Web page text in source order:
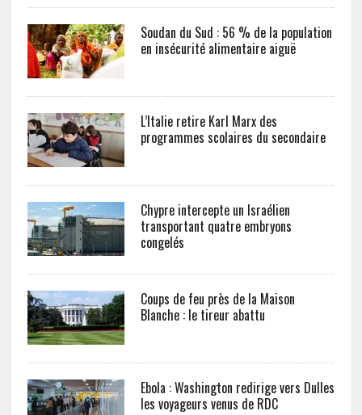
Soudan du Sud : 56 % de la population
en insécurité alimentaire aiguë
L’Italie retire Karl Marx des
programmes scolaires du secondaire
Chypre intercepte un Israélien
transportant quatre embryons
congelés
Coups de feu près de la Maison
Blanche : le tireur abattu
Ebola : Washington redirige vers Dulles
les voyageurs venus de RDC